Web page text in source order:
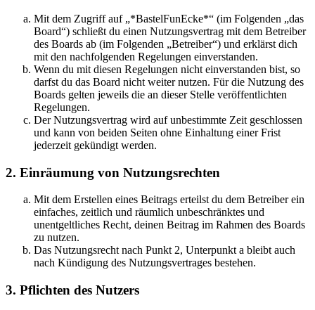
Mit dem Zugriff auf „*BastelFunEcke*“ (im Folgenden „das
Board“) schließt du einen Nutzungsvertrag mit dem Betreiber
des Boards ab (im Folgenden „Betreiber“) und erklärst dich
mit den nachfolgenden Regelungen einverstanden.
Wenn du mit diesen Regelungen nicht einverstanden bist, so
darfst du das Board nicht weiter nutzen. Für die Nutzung des
Boards gelten jeweils die an dieser Stelle veröffentlichten
Regelungen.
Der Nutzungsvertrag wird auf unbestimmte Zeit geschlossen
und kann von beiden Seiten ohne Einhaltung einer Frist
jederzeit gekündigt werden.
2. Einräumung von Nutzungsrechten
Mit dem Erstellen eines Beitrags erteilst du dem Betreiber ein
einfaches, zeitlich und räumlich unbeschränktes und
unentgeltliches Recht, deinen Beitrag im Rahmen des Boards
zu nutzen.
Das Nutzungsrecht nach Punkt 2, Unterpunkt a bleibt auch
nach Kündigung des Nutzungsvertrages bestehen.
3. Pflichten des Nutzers